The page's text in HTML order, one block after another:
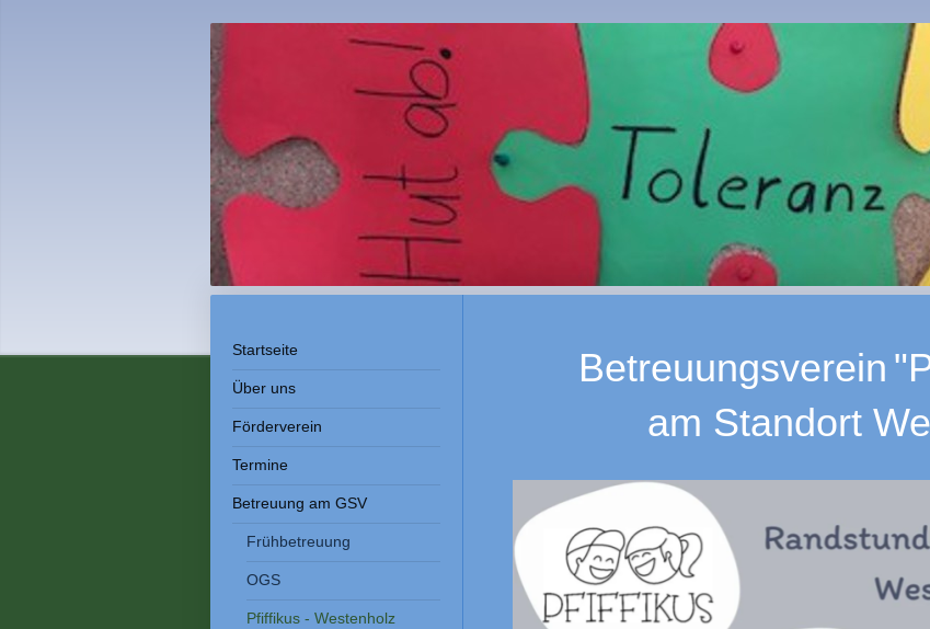
Startseite
Über uns
Förderverein
Termine
Betreuung am GSV
Frühbetreuung
OGS
Pfiffikus - Westenholz
Betreuungsverein
am Standort